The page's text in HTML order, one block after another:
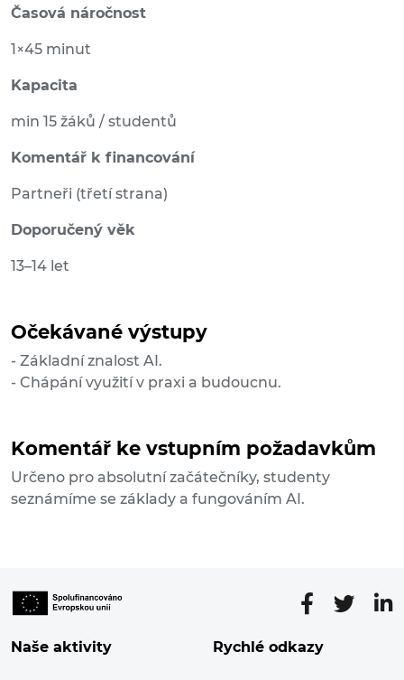
Časová náročnost
1×45 minut
Kapacita
min 15 žáků / studentů
Komentář k financování
Partneři (třetí strana)
Doporučený věk
13–14 let
Očekávané výstupy
- Základní znalost AI.
- Chápání využití v praxi a budoucnu.
Komentář ke vstupním požadavkům
Určeno pro absolutní začátečníky, studenty
seznámíme se základy a fungováním AI.
Naše aktivity Rychlé odkazy